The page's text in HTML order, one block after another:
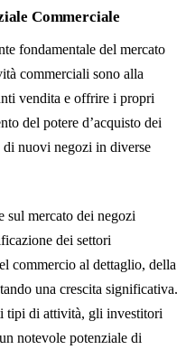
Commerciale
fondamentale del mercato
commerciali sono alla
vendita e offrire i propri
del potere d’acquisto dei
di nuovi negozi in diverse
sul mercato dei negozi
dei settori
commercio al dettaglio, della
una crescita significativa.
tipi di attività, gli investitori
notevole potenziale di